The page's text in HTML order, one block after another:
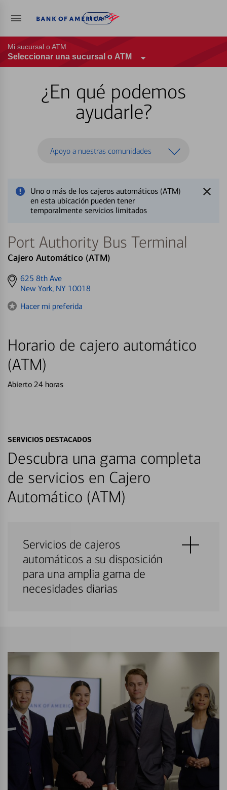
Entrar
Mi sucursal o ATM
Seleccionar una sucursal o ATM
¿En qué podemos
ayudarle?
Apoyo a nuestras comunidades
Uno o más de los cajeros automáticos (ATM)
en esta ubicación pueden tener
temporalmente servicios limitados
Port Authority Bus Terminal
Cajero Automático (ATM)
Get
directions
625 8th Ave
New York, NY 10018
Hacer mi preferida
Horario de cajero automático
(ATM)
Abierto 24 horas
SERVICIOS DESTACADOS
Descubra una gama completa
de servicios en Cajero
Automático (ATM)
Servicios de cajeros
automáticos a su disposición
para una amplia gama de
necesidades diarias